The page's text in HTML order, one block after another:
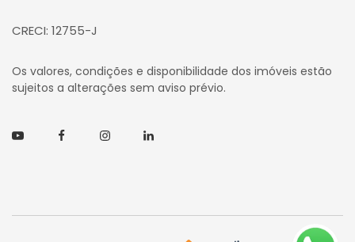
CRECI: 12755-J
Os valores, condições e disponibilidade dos imóveis estão
sujeitos a alterações sem aviso prévio.
YoutubeFacebookInstagramLinkedin